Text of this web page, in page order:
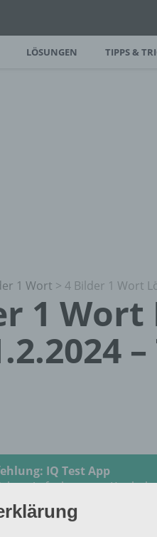
LÖSUNGEN TIPPS &
1 Wort > 4 Bilder 1 Wort
1
IQ Test App
Aufgaben zum
HERUNTERLADEN